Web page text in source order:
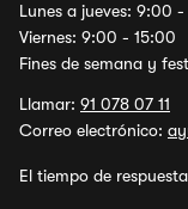
Lunes a jueves: 9:00 -
Viernes: 9:00 - 15:00
Fines de semana y
Llamar: 91 078 07 11
Correo electrónico:
El tiempo de